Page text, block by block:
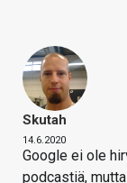
Skutah
14.6.2020
Google ei ole
podcastiä,